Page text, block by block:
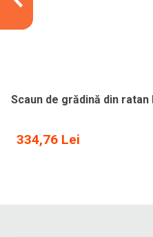
Scaun de grădină din
334,76 Lei